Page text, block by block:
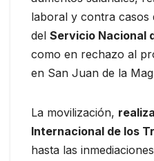
laboral y contra
del Servicio Nacional
como en rechazo al
en San Juan de la
La movilización,
Internacional de los
hasta las